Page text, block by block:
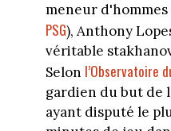
meneur d'hommes
PSG), Anthony
véritable
Selon l’Observatoire
gardien du but de
ayant disputé le